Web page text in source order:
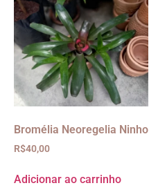
Bromélia Neoregelia Ninho
R$40,00
Adicionar ao carrinho